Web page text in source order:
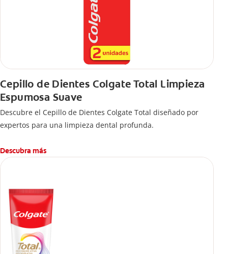
Cepillo de Dientes Colgate Total Limpieza
Espumosa Suave
Descubre el Cepillo de Dientes Colgate Total diseñado por
expertos para una limpieza dental profunda.
Descubra más